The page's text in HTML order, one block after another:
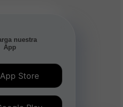
nuestra
App
App Store